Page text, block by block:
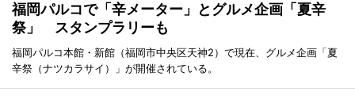
福岡パルコで「辛メーター」とグルメ企画「夏辛
祭」 スタンプラリーも
福岡パルコ本館・新館（福岡市中央区天神2）で現在、グルメ企画「夏
辛祭（ナツカラサイ）」が開催されている。